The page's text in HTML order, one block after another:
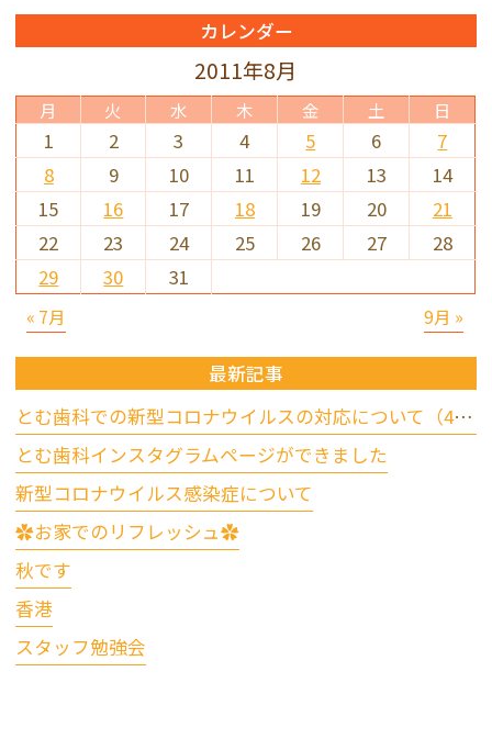
カレンダー
2011年8月
月 火 水 木 金 土 日
« 7月 9月 »
1 2 3 4 5 6
7
8
9 10 11 12 13
14
15
16 17 18 19 20
21
22
23 24 25 26 27
28
29
30 31
最新記事
とむ歯科での新型コロナウイルスの対応について（4/17更新）
とむ歯科インスタグラムページができました
新型コロナウイルス感染症について
✿お家でのリフレッシュ✿
秋です
香港
スタッフ勉強会